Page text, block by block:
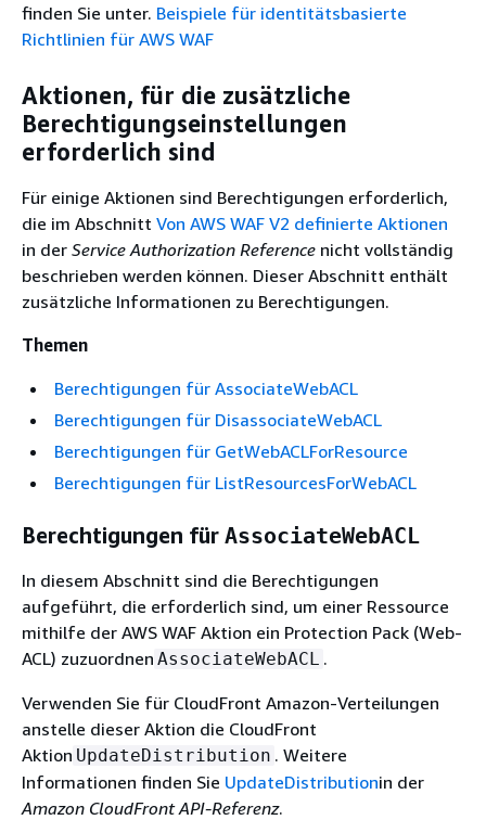
finden Sie unter. Beispiele für identitätsbasierte
Richtlinien für AWS WAF
Aktionen, für die zusätzliche
Berechtigungseinstellungen
erforderlich sind
Für einige Aktionen sind Berechtigungen erforderlich,
die im Abschnitt Von AWS WAF V2 definierte Aktionen
in der Service Authorization Reference nicht vollständig
beschrieben werden können. Dieser Abschnitt enthält
zusätzliche Informationen zu Berechtigungen.
Themen
Berechtigungen für AssociateWebACL
Berechtigungen für DisassociateWebACL
Berechtigungen für GetWebACLForResource
Berechtigungen für ListResourcesForWebACL
Berechtigungen für AssociateWebACL
In diesem Abschnitt sind die Berechtigungen
aufgeführt, die erforderlich sind, um einer Ressource
mithilfe der AWS WAF Aktion ein Protection Pack (Web-
ACL) zuzuordnen AssociateWebACL .
Verwenden Sie für CloudFront Amazon-Verteilungen
anstelle dieser Aktion die CloudFront
Aktion UpdateDistribution . Weitere
Informationen finden Sie UpdateDistributionin der
Amazon CloudFront API-Referenz.